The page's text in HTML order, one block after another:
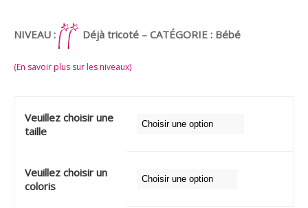
NIVEAU : Déjà tricoté – CATÉGORIE : Bébé
(En savoir plus sur les niveaux)
Veuillez choisir une
taille
Veuillez choisir un
coloris